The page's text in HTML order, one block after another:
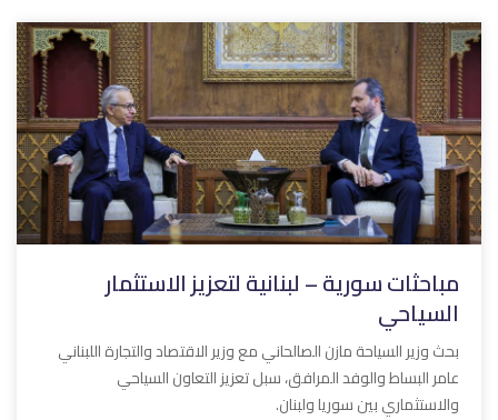
مباحثات سورية – لبنانية لتعزيز الاستثمار
السياحي
بحث وزير السياحة مازن الصالحاني مع وزير الاقتصاد والتجارة اللبناني
عامر البساط والوفد المرافق، سبل تعزيز التعاون السياحي
والاستثماري بين سوريا ولبنان.